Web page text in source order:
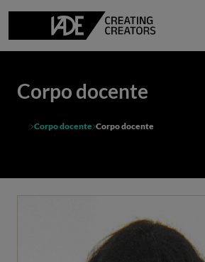
Corpo docente
Corpo docente Corpo docente